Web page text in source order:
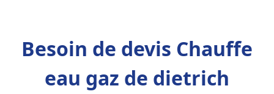
Besoin de devis Chauffe
eau gaz de dietrich